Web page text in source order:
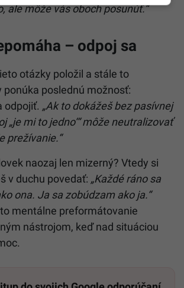
ale môže vás oboch posunúť.“
– odpoj sa
otázky položil a stále to
ponúka poslednú možnosť:
odpojiť. „Ak to dokážeš bez pasívnej
„je mi to jedno‘“ môže neutralizovať
prežívanie.“
naozaj len mizerný? Vtedy si
v duchu povedať: „Každé ráno sa
ona. Ja sa zobúdzam ako ja.“
mentálne preformátovanie
nástrojom, keď nad situáciou